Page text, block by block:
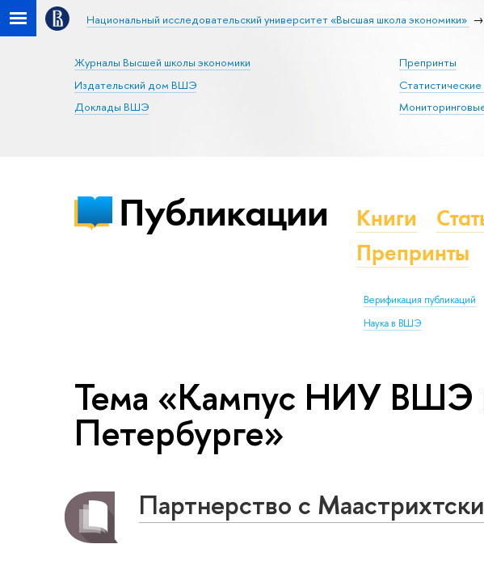
Национальный исследовательский университет «Высшая школа экономики»
Журналы Высшей школы экономики
Издательский дом ВШЭ
Доклады ВШЭ
Препринты
Публикации Книги
Препринты
Верификация публикаций
Наука в ВШЭ
Тема «Кампус НИУ ВШЭ
Петербурге»
Партнерство с